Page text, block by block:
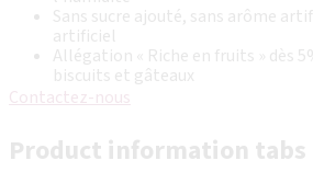
Sans sucre ajouté, sans arôme
artificiel
Allégation « Riche en fruits » dès
biscuits et gâteaux
Contactez-nous
Product information tabs